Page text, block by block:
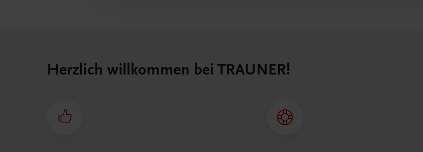
Herzlich willkommen bei TRAUNER!